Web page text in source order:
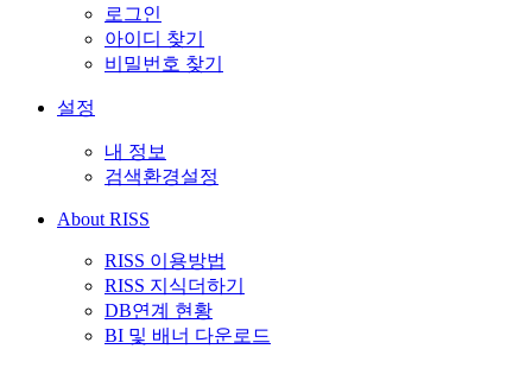
로그인
아이디 찾기
비밀번호 찾기
설정
내 정보
검색환경설정
About RISS
RISS 이용방법
RISS 지식더하기
DB연계 현황
BI 및 배너 다운로드